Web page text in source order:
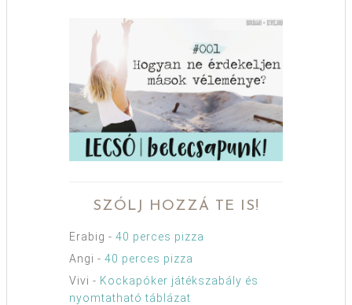
SZÓLJ HOZZÁ TE IS!
Erabig - 40 perces pizza
Angi - 40 perces pizza
Vivi - Kockapóker játékszabály és
nyomtatható táblázat